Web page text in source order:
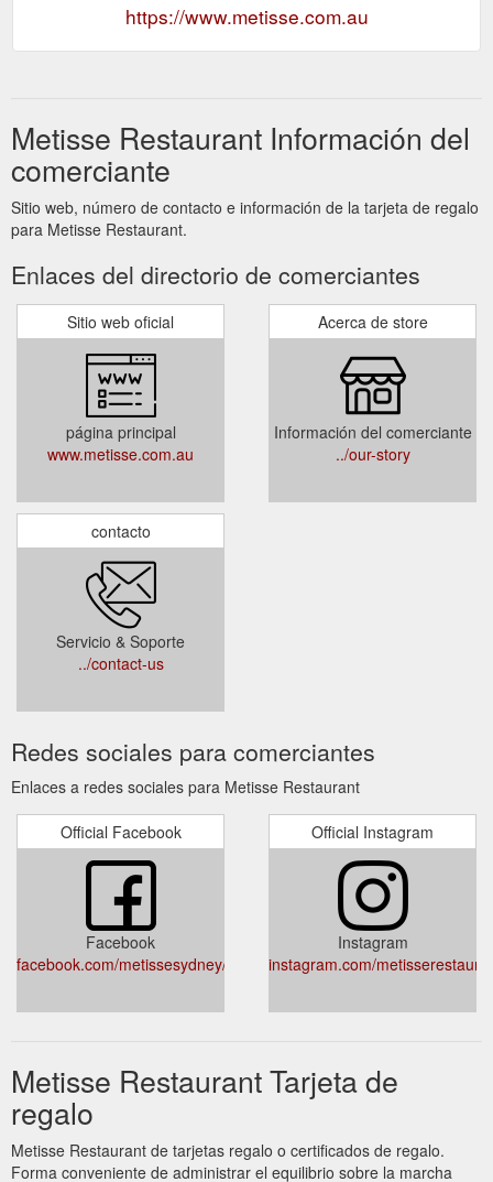
https://www.metisse.com.au
Metisse Restaurant Información del
comerciante
Sitio web, número de contacto e información de la tarjeta de regalo
para Metisse Restaurant.
Enlaces del directorio de comerciantes
Sitio web oficial
página principal
www.metisse.com.au
Acerca de store
Información del comerciante
../our-story
contacto
Servicio & Soporte
../contact-us
Redes sociales para comerciantes
Enlaces a redes sociales para Metisse Restaurant
Official Facebook
Facebook
facebook.com/metissesydney/
Official Instagram
Instagram
instagram.com/
Metisse Restaurant Tarjeta de
regalo
Metisse Restaurant de tarjetas regalo o certificados de regalo.
Forma conveniente de administrar el equilibrio sobre la marcha